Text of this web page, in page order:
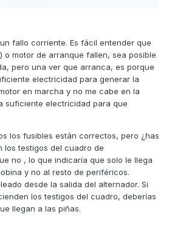
a mirar?
logro dar con la avería por mis
realista no merecerá la pena
las horas de desmontaje de
que mi moto, jejeje.
valor, pero yo estoy encantada
si la avería es poca cosa antes
fallo corriente. Es fácil entender que
o motor de arranque fallen, sea posible
pero una ver que arranca, es porque
electricidad para generar la
en marcha y no me cabe en la
suficiente electricidad para que
los fusibles están correctos, pero ¿has
los testigos del cuadro de
no , lo que indicaría que solo le llega
y no al resto de periféricos.
desde la salida del alternador. Si
los testigos del cuadro, deberías
llegan a las piñas.